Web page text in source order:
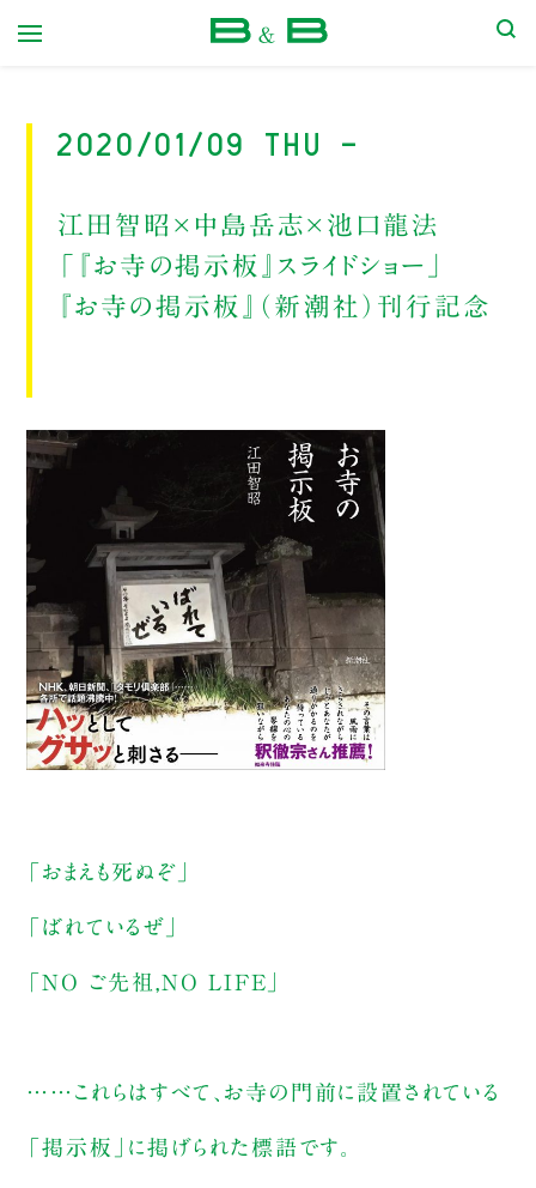
2020/01/09 Thu -
江田智昭×中島岳志×池口龍法
「『お寺の掲示板』スライドショー」
『お寺の掲示板』（新潮社）刊行記念
「おまえも死ぬぞ」
「ばれているぜ」
「NO ご先祖,NO LIFE」
……これらはすべて、お寺の門前に設置されている
「掲示板」に掲げられた標語です。